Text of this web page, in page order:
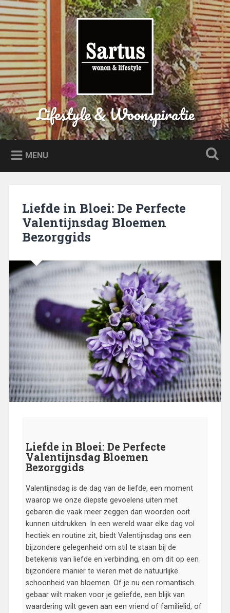
Naar
de
inhoud
springen
Zoeken
Lifestyle & Woonspiratie
MENU
Liefde in Bloei: De Perfecte
Valentijnsdag Bloemen
Bezorggids
Liefde in Bloei: De Perfecte
Valentijnsdag Bloemen
Bezorggids
Valentijnsdag is de dag van de liefde, een moment
waarop we onze diepste gevoelens uiten met
gebaren die vaak meer zeggen dan woorden ooit
kunnen uitdrukken. In een wereld waar elke dag vol
hectiek en routine zit, biedt Valentijnsdag ons een
bijzondere gelegenheid om stil te staan bij de
betekenis van liefde en verbinding, en om dit op een
bijzondere manier te vieren met de natuurlijke
schoonheid van bloemen. Of je nu een romantisch
gebaar wilt maken voor je geliefde, een blijk van
waardering wilt geven aan een vriend of familielid, of